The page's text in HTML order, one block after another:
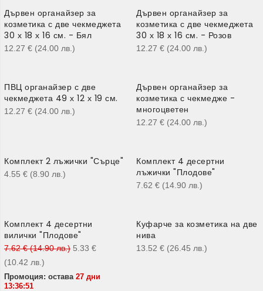
Дървен органайзер за
козметика с две чекмеджета
30 х 18 х 16 см. - Бял
12.27 € (24.00 лв. )
Дървен органайзер за
козметика с две чекмеджета
30 х 18 х 16 см. - Розов
12.27 € (24.00 лв. )
ПВЦ органайзер с две
чекмеджета 49 х 12 х 19 см.
12.27 € (24.00 лв. )
Дървен органайзер за
козметика с чекмедже -
многоцветен
12.27 € (24.00 лв. )
Комплект 2 лъжички "Сърце"
4.55 € (8.90 лв. )
Комплект 4 десертни
лъжички "Плодове"
7.62 € (14.90 лв. )
-30%
Комплект 4 десертни
вилички "Плодове"
7.62€ (14.90лв.) 5.33 €
(10.42 лв. )
Промоция: остава 27 дни
13:36:50
Куфарче за козметика на две
нива
13.52 € (26.45 лв. )